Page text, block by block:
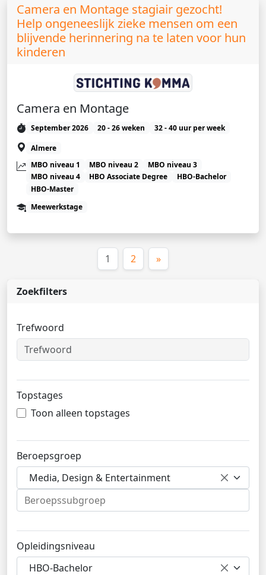
Zoekfilters
Trefwoord
Topstages
Toon alleen topstages
Beroepsgroep
Media, Design & Entertainment
Opleidingsniveau
HBO-Bachelor
Camera en Montage stagiair gezocht!
Help ongeneeslijk zieke mensen om een
blijvende herinnering na te laten voor hun
kinderen
Camera en Montage
September 2026 20 - 26 weken
32 - 40 uur per week
Almere
MBO niveau 1
MBO niveau 2
MBO niveau 3
MBO niveau 4
HBO Associate Degree
HBO-Bachelor
HBO-Master
Meewerkstage
1 (huidige)
2 »